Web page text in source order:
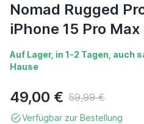
Nomad Rugged
iPhone 15 Pro
Auf Lager, in 1-2 Tagen, auch
Hause
49,00 € 59,99 €
Verfügbar zur Bestellung